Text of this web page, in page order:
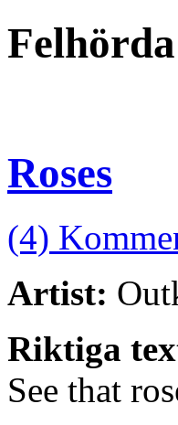
Roses
(4)
Artist:
Riktiga
See that